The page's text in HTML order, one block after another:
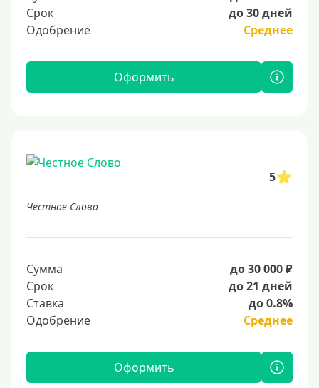
Срок
до 30 дней
Одобрение
Среднее
Оформить
5
Честное Слово
Сумма
до 30 000 ₽
Срок
до 21 дней
Ставка
до 0.8%
Одобрение
Среднее
Оформить